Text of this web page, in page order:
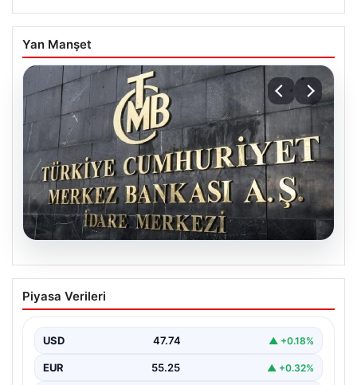
Yan Manşet
08.08.2026
Merkez Bankası faiz kararı ne zaman?
Ekonomistlerin nisan ayı faiz beklentisi
Piyasa Verileri
USD 47.74 ▲ +0.18%
EUR 55.25 ▲ +0.32%